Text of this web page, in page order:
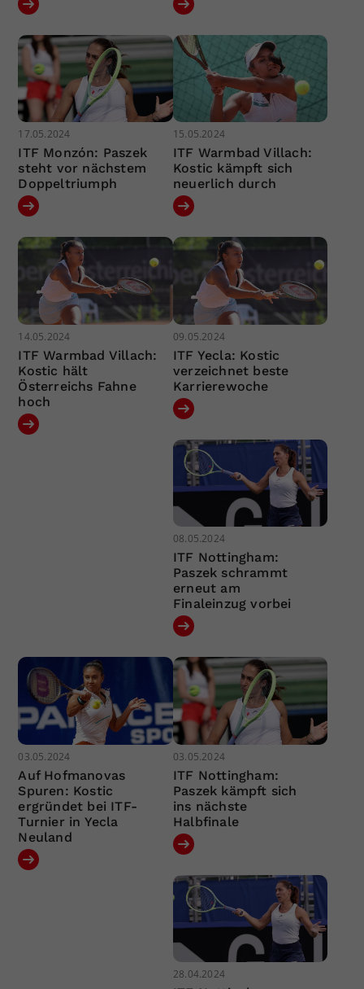
17.05.2024
ITF Monzón: Paszek
steht vor nächstem
Doppeltriumph
15.05.2024
ITF Warmbad Villach:
Kostic kämpft sich
neuerlich durch
14.05.2024
ITF Warmbad Villach:
Kostic hält
Österreichs Fahne
hoch
09.05.2024
ITF Yecla: Kostic
verzeichnet beste
Karrierewoche
08.05.2024
ITF Nottingham:
Paszek schrammt
erneut am
Finaleinzug vorbei
03.05.2024
Auf Hofmanovas
Spuren: Kostic
ergründet bei ITF-
Turnier in Yecla
Neuland
03.05.2024
ITF Nottingham:
Paszek kämpft sich
ins nächste
Halbfinale
28.04.2024